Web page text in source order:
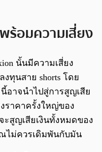
ร้อมความเสี่ยง
นั้นมีความเสี่ยง
ทุนสาย shorts โดย
อาจนำไปสู่การสูญเสีย
ราคาครั้งใหญ่ของ
สูญเสียเงินทั้งหมดของ
ไม่ควรเดิมพันกับมัน